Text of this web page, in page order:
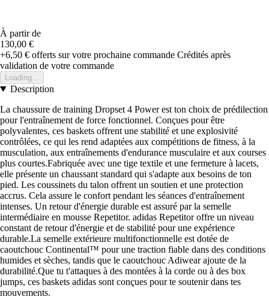
À partir de
130,00 €
+6,50 € offerts sur votre prochaine commande Crédités après
validation de votre commande
Loading...
Description
La chaussure de training Dropset 4 Power est ton choix de prédilection
pour l'entraînement de force fonctionnel. Conçues pour être
polyvalentes, ces baskets offrent une stabilité et une explosivité
contrôlées, ce qui les rend adaptées aux compétitions de fitness, à la
musculation, aux entraînements d'endurance musculaire et aux courses
plus courtes.Fabriquée avec une tige textile et une fermeture à lacets,
elle présente un chaussant standard qui s'adapte aux besoins de ton
pied. Les coussinets du talon offrent un soutien et une protection
accrus. Cela assure le confort pendant les séances d'entraînement
intenses. Un retour d'énergie durable est assuré par la semelle
intermédiaire en mousse Repetitor. adidas Repetitor offre un niveau
constant de retour d'énergie et de stabilité pour une expérience
durable.La semelle extérieure multifonctionnelle est dotée de
caoutchouc Continental™ pour une traction fiable dans des conditions
humides et sèches, tandis que le caoutchouc Adiwear ajoute de la
durabilité.Que tu t'attaques à des montées à la corde ou à des box
jumps, ces baskets adidas sont conçues pour te soutenir dans tes
mouvements.